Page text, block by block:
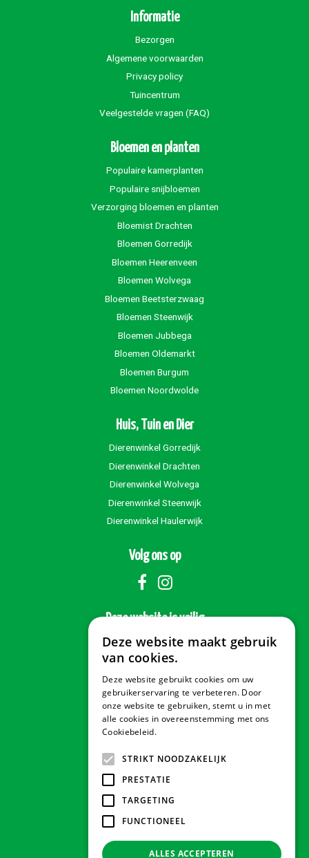
Informatie
Bezorgen
Algemene voorwaarden
Privacy policy
Tuincentrum
Veelgestelde vragen (FAQ)
Bloemen en planten
Populaire kamerplanten
Populaire snijbloemen
Verzorging bloemen en planten
Bloemist Drachten
Bloemen Gorredijk
Bloemen Heerenveen
Bloemen Wolvega
Bloemen Beetsterzwaag
Bloemen Steenwijk
Bloemen Jubbega
Bloemen Oldemarkt
Bloemen Burgum
Bloemen Noordwolde
Huis, Tuin en Dier
Dierenwinkel Gorredijk
Dierenwinkel Drachten
Dierenwinkel Wolvega
Dierenwinkel Steenwijk
Dierenwinkel Haulerwijk
Volg ons op
Deze website is veilig
Veilig betalen
Contact & Openingstijden
Tuindorado Gorredijk
Deze website maakt gebruik
van cookies.
Deze website gebruikt cookies om uw
gebruikerservaring te verbeteren. Door
onze website te gebruiken, stemt u in met
alle cookies in overeenstemming met ons
Cookiebeleid.
STRIKT NOODZAKELIJK
PRESTATIE
TARGETING
FUNCTIONEEL
ALLES ACCEPTEREN